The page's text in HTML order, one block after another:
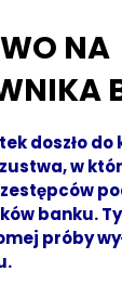
NA
doszło
w
banku.
próby